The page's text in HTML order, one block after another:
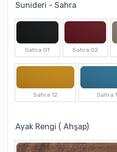
Sunideri - Sahra
Sahra 01 Sahra 02
Sahra 12 Sahra
Ayak Rengi ( Ahşap)